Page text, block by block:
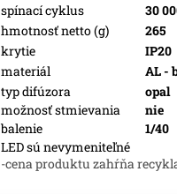
spínací cyklus
30
hmotnosť netto (g)
265
krytie
IP20
materiál
AL -
typ difúzora
opal
možnosť stmievania
nie
balenie
1/40
LED sú nevymeniteľné
-cena produktu zahŕňa